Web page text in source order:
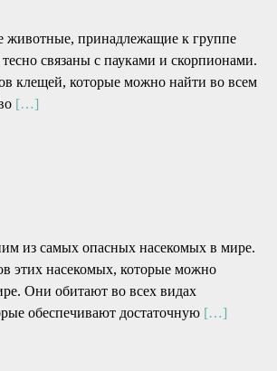
принадлежащие к группе
связаны с пауками и скорпионами.
клещей, которые можно найти во всем
[…]
из самых опасных насекомых в мире.
этих насекомых, которые можно
Они обитают во всех видах
обеспечивают достаточную […]